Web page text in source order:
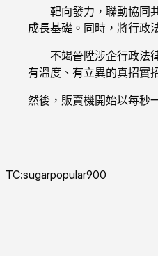
靶向發力，聯動協同
成長基礎。同時，將行政
不竭晉陞涉企行政法
有溫度、有立異的真招實
然後，販賣機開始以每秒
TC:sugarpopular900